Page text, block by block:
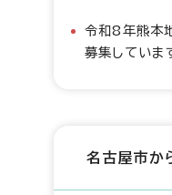
令和8年熊本
募集していま
名古屋市か